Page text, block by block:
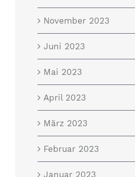
November 2023
Juni 2023
Mai 2023
April 2023
März 2023
Februar 2023
Januar 2023